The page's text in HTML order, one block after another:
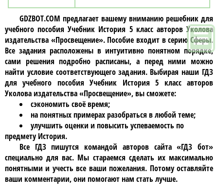
GDZBOT.COM предлагает вашему вниманию решебник для
учебного пособияУчебник История 5 класc авторов Уколова
издательства «Просвещение». Пособие входит в серию Сферы.
Все задания расположены в интуитивно понятном порядке,
сами решения подробно расписаны, а перед ними можно
найти условие соответствующего задания. Выбирая наши ГДЗ
для учебного пособияУчебник История 5 класc авторов
Уколова издательства «Просвещение», вы сможете:
сэкономить своё время;
на понятных примерах разобраться в любой теме;
улучшить оценки и повысить успеваемость по
предмету История.
Все ГДЗ пишутся командой авторов сайта «ГДЗ бот»
специально для вас. Мы стараемся сделать их максимально
понятными и учесть все ваши пожелания. Потому оставляйте
ваши комментарии, они помогают нам стать лучше.